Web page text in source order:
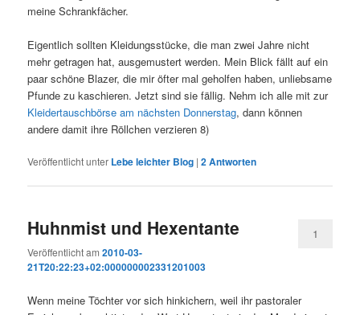
meine Schrankfächer.
Eigentlich sollten Kleidungsstücke, die man zwei Jahre nicht
mehr getragen hat, ausgemustert werden. Mein Blick fällt auf ein
paar schöne Blazer, die mir öfter mal geholfen haben, unliebsame
Pfunde zu kaschieren. Jetzt sind sie fällig. Nehm ich alle mit zur
Kleidertauschbörse am nächsten Donnerstag, dann können
andere damit ihre Röllchen verzieren 8)
Veröffentlicht unter Lebe leichter Blog |2Antworten
Huhnmist und Hexentante
Veröffentlicht am2010-03-
21T20:22:23+02:000000002331201003
1
Wenn meine Töchter vor sich hinkichern, weil ihr pastoraler